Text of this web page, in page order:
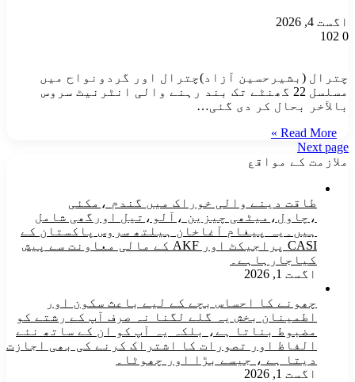
اگست 4, 2026
0
​چترال (بشیرحسین آزاد)چترال اور گردونواح میں
مسلسل 22 گھنٹے تک بند رہنے والی انٹرنیٹ سروس
بالآخر بحال کر دی گئی…
Read More »
Next page
ملازمت کے مواقع
طاقت دینے والی خوراک میں گندم ،مکئی
،چاول،میٹھی چیزین ،آلو،تیل اورگھی شامل
ہیں۔یہ پیغام آغاخان ہیلتھ سروس پاکستان کے
CASI پراجیکٹ اور AKF کے مالی معاونت سے پیش
کیاجارہاہے۔
اگست 1, 2026
چھونے کا احساس بچے کے لیے باعث سکون اور
اطمینان بخش یہ گلے لگنا نہ صرف آپ کے رشتے کو
مضبوط بناتا ہے، بلکہ یہ آپ کو ان کے ساتھ نئے
الفاظ اور تصورات کا اشتراک کرنے کی بھی اجازت
دیتا ہے ، جیسے بڑا اور چھوٹا۔
اگست 1, 2026